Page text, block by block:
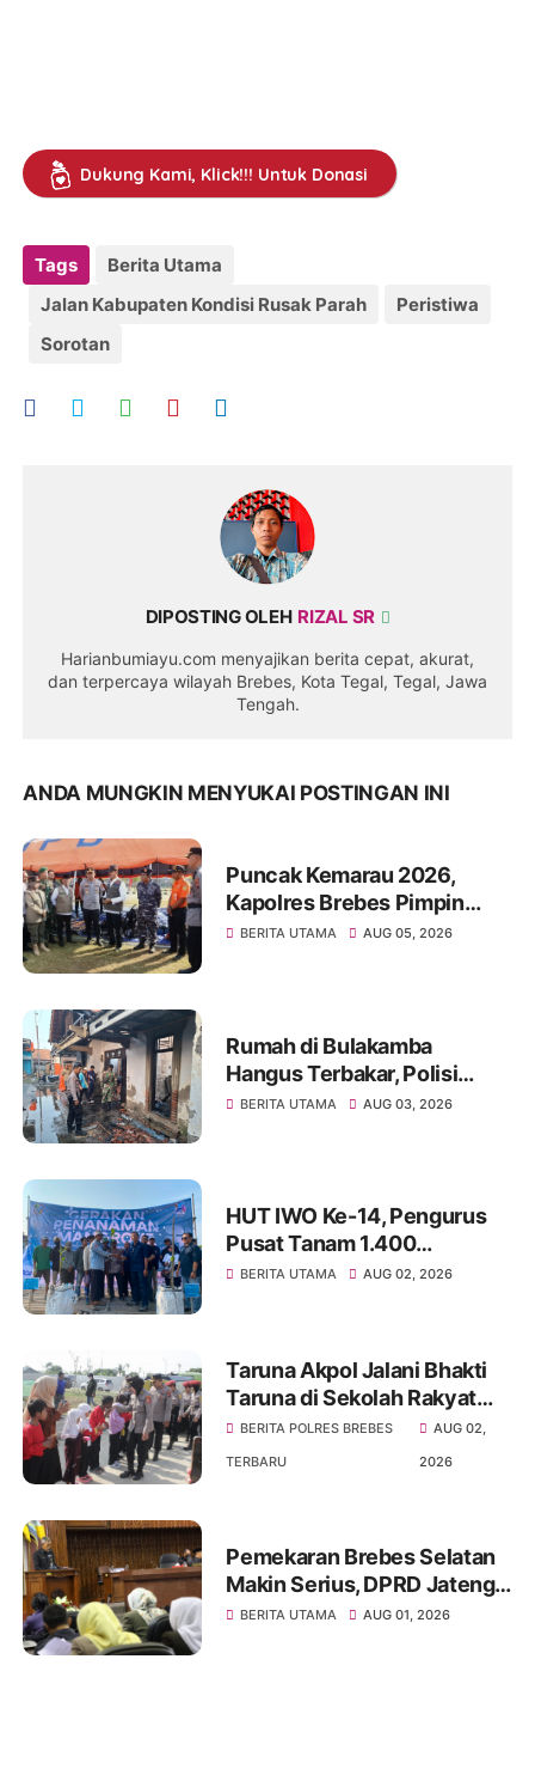
Dukung Kami, Klick!!! Untuk Donasi
Tags
Berita Utama
Jalan Kabupaten Kondisi Rusak Parah
Peristiwa
Sorotan
DIPOSTING OLEH RIZAL SR
Harianbumiayu.com menyajikan berita cepat, akurat,
dan terpercaya wilayah Brebes, Kota Tegal, Tegal, Jawa
Tengah.
ANDA MUNGKIN MENYUKAI POSTINGAN INI
Puncak Kemarau 2026,
Kapolres Brebes Pimpin
Apel Siaga Bencana
BERITA UTAMA AUG 05, 2026
Rumah di Bulakamba
Hangus Terbakar, Polisi
Selidiki Dugaan Bara Obat
BERITA UTAMA AUG 03, 2026
HUT IWO Ke-14, Pengurus
Pusat Tanam 1.400
Mangrove di Tanjung Pasir,
BERITA UTAMA AUG 02, 2026
Taruna Akpol Jalani Bhakti
Taruna di Sekolah Rakyat
Terintegrasi Brebes, Perkuat
Karakter dan Jiwa
BERITA POLRES BREBES
TERBARU
AUG 02,
2026
Pemekaran Brebes Selatan
Makin Serius, DPRD Jateng
Resmi Bentuk Pansus CDOB
BERITA UTAMA AUG 01, 2026